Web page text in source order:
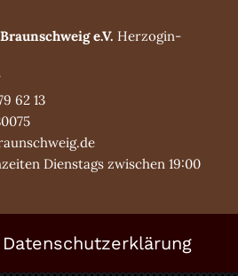
e.V. Herzogin-
62 13
Dienstags zwischen 19:00
Datenschutzerklärung